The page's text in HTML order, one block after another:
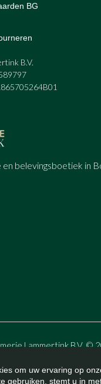
belevingsboetiek in
BG
B.V.
Lammertink B.V. ©